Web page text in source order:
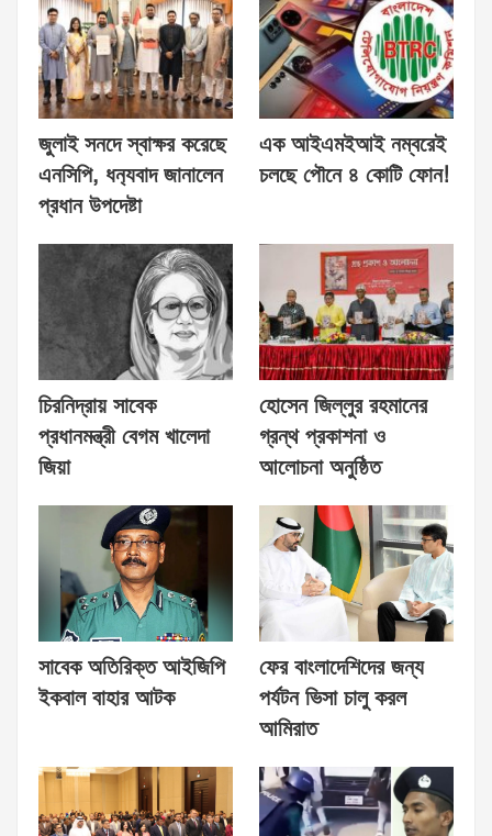
জুলাই সনদে স্বাক্ষর করেছে
এনসিপি, ধন‍্যবাদ জানালেন
প্রধান উপদেষ্টা
এক আইএমইআই নম্বরেই
চলছে পৌনে ৪ কোটি ফোন!
চিরনিদ্রায় সাবেক
প্রধানমন্ত্রী বেগম খালেদা
জিয়া
হোসেন জিল্লুর রহমানের
গ্রন্থ প্রকাশনা ও
আলোচনা অনুষ্ঠিত
সাবেক অতিরিক্ত আইজিপি
ইকবাল বাহার আটক
ফের বাংলাদেশিদের জন্য
পর্যটন ভিসা চালু করল
আমিরাত